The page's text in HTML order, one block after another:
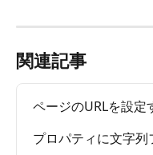
関連記事
ページのURLを設定
プロパティに文字